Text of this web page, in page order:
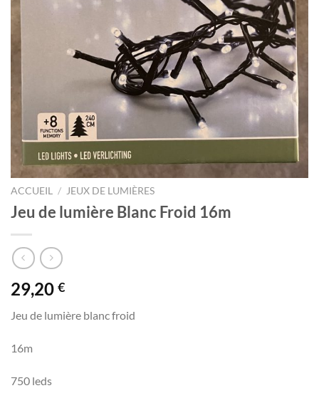
ACCUEIL / JEUX DE LUMIÈRES
Jeu de lumière Blanc Froid 16m
29,20 €
Jeu de lumière blanc froid
16m
750 leds